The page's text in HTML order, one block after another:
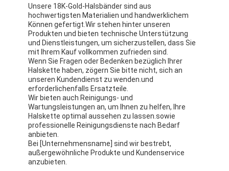
Unsere 18K-Gold-Halsbänder sind aus
hochwertigsten Materialien und handwerklichem
Können gefertigt.Wir stehen hinter unseren
Produkten und bieten technische Unterstützung
und Dienstleistungen, um sicherzustellen, dass Sie
mit Ihrem Kauf vollkommen zufrieden sind.
Wenn Sie Fragen oder Bedenken bezüglich Ihrer
Halskette haben, zögern Sie bitte nicht, sich an
unseren Kundendienst zu wenden.und
erforderlichenfalls Ersatzteile.
Wir bieten auch Reinigungs- und
Wartungsleistungen an, um Ihnen zu helfen, Ihre
Halskette optimal aussehen zu lassen.sowie
professionelle Reinigungsdienste nach Bedarf
anbieten.
Bei [Unternehmensname] sind wir bestrebt,
außergewöhnliche Produkte und Kundenservice
anzubieten.